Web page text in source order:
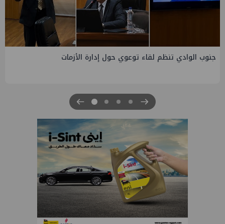
التخطيط والبترول يبحثان جهود تحقيق أمن الطاقة ضمن خطة